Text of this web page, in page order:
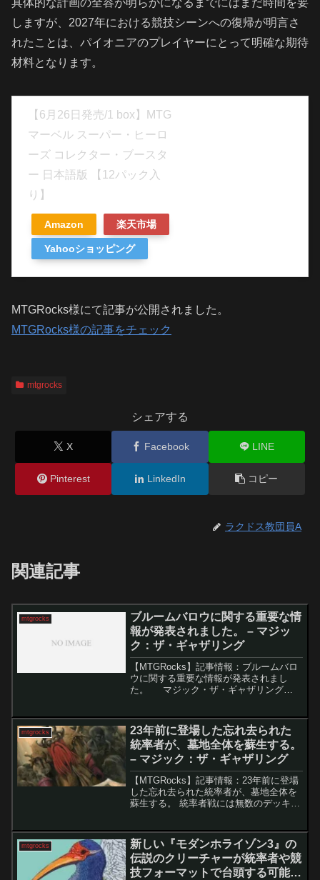
しますが、2027年における競技シーンへの復帰が明言さ
れたことは、パイオニアのプレイヤーにとって明確な期待
材料となります。
【6月26日発売/1 box】MTG
マーベル スーパー・ヒーロ
ーズ コレクター・ブースタ
ー 日本語版 【12パック入
り】
Amazon 楽天市場
Yahooショッピング
MTGRocks様にて記事が公開されました。
MTGRocks様の記事をチェック
mtgrocks
シェアする
X Facebook LINE
Pinterest LinkedIn コピー
ラクドス教団員A
関連記事
mtgrocks
ブルームバロウに関する重要な情
報が発表されました。 – マジッ
ク：ザ・ギャザリング
【MTGRocks】記事情報：ブルームバロ
ウに関する重要な情報が発表されまし
た。 マジック・ザ・ギャザリング
アナウンス、フルスポイラーシーズ
ン、...
mtgrocks
23年前に登場した忘れ去られた
統率者が、墓地全体を蘇生する。
– マジック：ザ・ギャザリング
【MTGRocks】記事情報：23年前に登場
した忘れ去られた統率者が、墓地全体を
蘇生する。 統率者戦には無数のデッキ構
「汚らわしき者バルソー」は、墓地のク
リーチャーを一...
mtgrocks
新しい『モダンホライゾン3』の
伝説のクリーチャーが統率者や競
技フォーマットで台頭する可能性